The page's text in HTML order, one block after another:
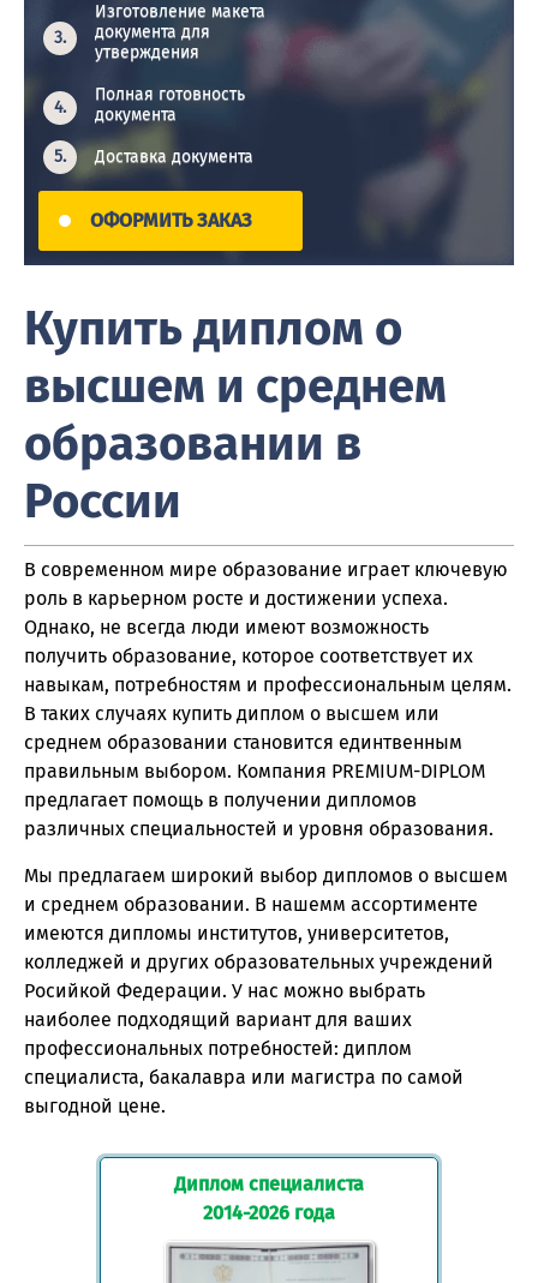
Изготовление макета
документа для
утверждения
Полная готовность
документа
Доставка документа
ОФОРМИТЬ ЗАКАЗ
Купить диплом о
высшем и среднем
образовании в
России
В современном мире образование играет ключевую
роль в карьерном росте и достижении успеха.
Однако, не всегда люди имеют возможность
получить образование, которое соответствует их
навыкам, потребностям и профессиональным целям.
В таких случаях купить диплом о высшем или
среднем образовании становится единтвенным
правильным выбором. Компания PREMIUM-DIPLOM
предлагает помощь в получении дипломов
различных специальностей и уровня образования.
Мы предлагаем широкий выбор дипломов о высшем
и среднем образовании. В нашемм ассортименте
имеются дипломы институтов, университетов,
колледжей и других образовательных учреждений
Росийкой Федерации. У нас можно выбрать
наиболее подходящий вариант для ваших
профессиональных потребностей: диплом
специалиста, бакалавра или магистра по самой
выгодной цене.
Диплом специалиста
2014-2026 года